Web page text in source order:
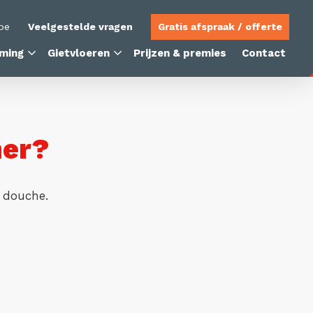
Veelgestelde vragen Gratis afspraak / offerte
Gietvloeren Prijzen & premies Contact